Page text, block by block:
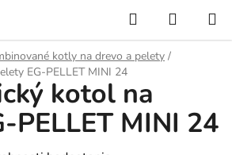
Hľadať
KOŠÍK
kotly na drevo a pelety /
EG-PELLET MINI 24
kotol na
PELLET MINI 24